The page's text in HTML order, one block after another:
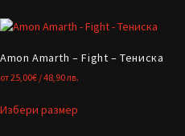
Amon Amarth – Fight – Тениска
от25,00€ / 48,90 лв.
Избери размер